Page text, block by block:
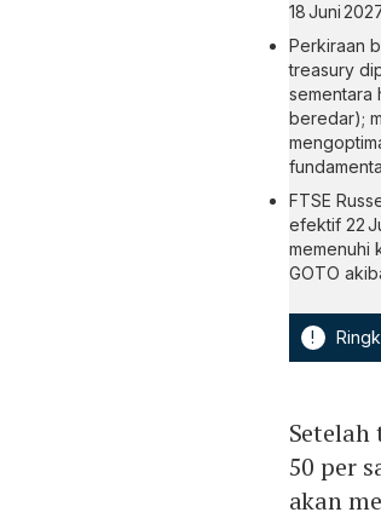
18 Juni
Perkiraan
treasury
sementara
beredar);
FTSE
efektif 22
memenuhi
GOTO
!
50 per
akan